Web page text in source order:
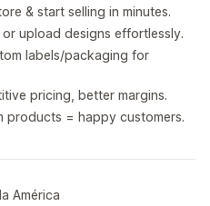
& start selling in minutes.
or upload designs effortlessly.
labels/packaging for
pricing, better margins.
products = happy customers.
América